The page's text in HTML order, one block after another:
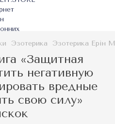
Эзотерика Эзотерика Ерін
«Защитная
негативную
вредные
свою силу»